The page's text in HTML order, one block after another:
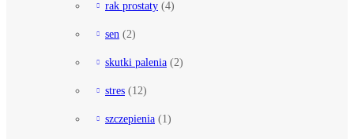
rak prostaty (4)
sen (2)
skutki palenia (2)
stres (12)
szczepienia (1)